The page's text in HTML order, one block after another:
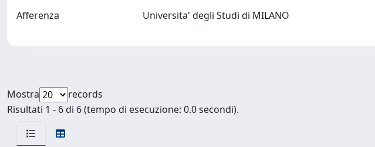
Afferenza Universita' degli Studi di MILANO
Mostra
records
Risultati 1 - 6 di 6 (tempo di esecuzione: 0.0 secondi).